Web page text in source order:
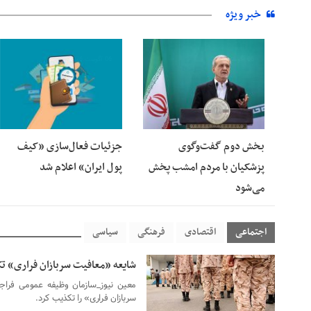
خبر ویژه
بخش دوم گفت‌وگوی
پزشکیان با مردم امشب پخش
می‌شود
جزئیات فعال‌سازی «کیف
پول ایران» اعلام شد
اجتماعی اقتصادی فرهنگی سیاسی
06 آگوست 2026 شایعه «معافیت سربازان
معین نیوز_سازمان وظیفه عمومی
سربازان فراری» را تکذیب کرد.